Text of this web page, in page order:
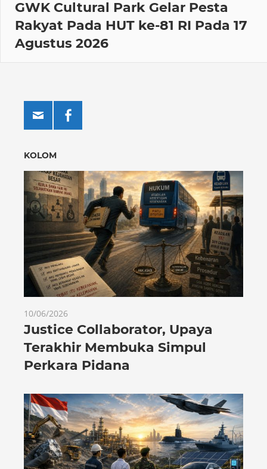
GWK Cultural Park Gelar Pesta
Rakyat Pada HUT ke-81 RI Pada 17
Agustus 2026
KOLOM
10/06/2026
Justice Collaborator, Upaya
Terakhir Membuka Simpul
Perkara Pidana